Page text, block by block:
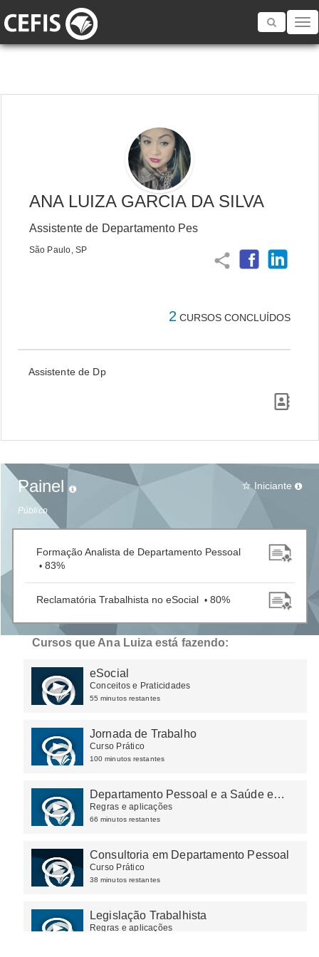
Toggle
ANA LUIZA GARCIA DA SILVA
Assistente de Departamento Pes
São Paulo, SP
share
2 CURSOS CONCLUÍDOS
Assistente de Dp
Painel
Público
star_border Iniciante
Formação Analista de Departamento Pessoal
• 83%
Reclamatória Trabalhista no eSocial • 80%
Cursos que Ana Luiza está fazendo:
eSocial
Conceitos e Praticidades
55 minutos restantes
Jornada de Trabalho
Curso Prático
100 minutos restantes
Departamento Pessoal e a Saúde e
Segurança do Trabalho
Regras e aplicações
66 minutos restantes
Consultoria em Departamento Pessoal
Curso Prático
38 minutos restantes
Legislação Trabalhista
Regras e aplicações